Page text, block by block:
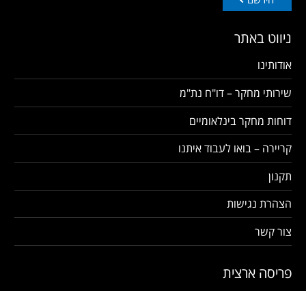
ניווט באתר
אודותינו
שירותי מחקר – דו"ח נת"מ
דוחות מחקר בינלאומיים
קריירה – בואו לעבוד איתנו
תקנון
הצהרת נגישות
צור קשר
פריסה ארצית